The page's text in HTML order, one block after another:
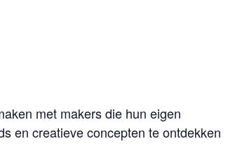
met makers die hun eigen
en creatieve concepten te ontdekken